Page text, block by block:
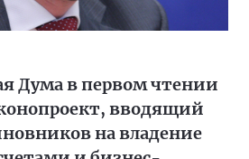
Дума в первом чтении
вводящий
на владение